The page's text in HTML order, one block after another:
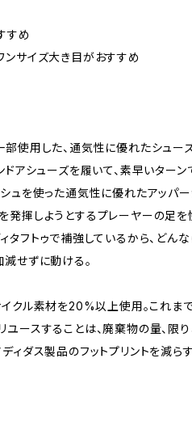
すめ
ンサイズ大き目がおすすめ
部使用した、通気性に優れたシューズ
ドアシューズを履いて、素早いターン
シュを使った通気性に優れたアッパー
発揮しようとするプレーヤーの足を
タフトゥで補強しているから、どん
せずに動ける。
イクル素材を20%以上使用。これま
ユースすることは、廃棄物の量、限
ィダス製品のフットプリントを減ら